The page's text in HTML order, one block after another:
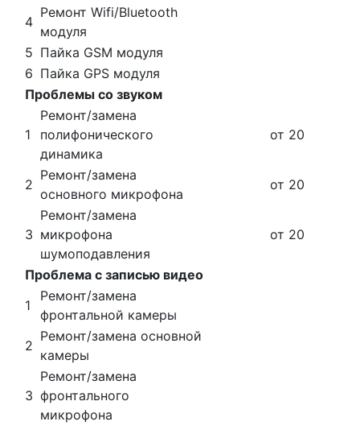
4
Ремонт Wifi/Bluetooth
модуля
5 Пайка GSM модуля
6 Пайка GPS модуля
Проблемы со звуком
1
Ремонт/замена
полифонического
динамика
от 20
2
Ремонт/замена
основного микрофона
от 20
3
Ремонт/замена
микрофона
шумоподавления
от 20
Проблема с записью видео
1
Ремонт/замена
фронтальной камеры
2
Ремонт/замена основной
камеры
3
Ремонт/замена
фронтального
микрофона